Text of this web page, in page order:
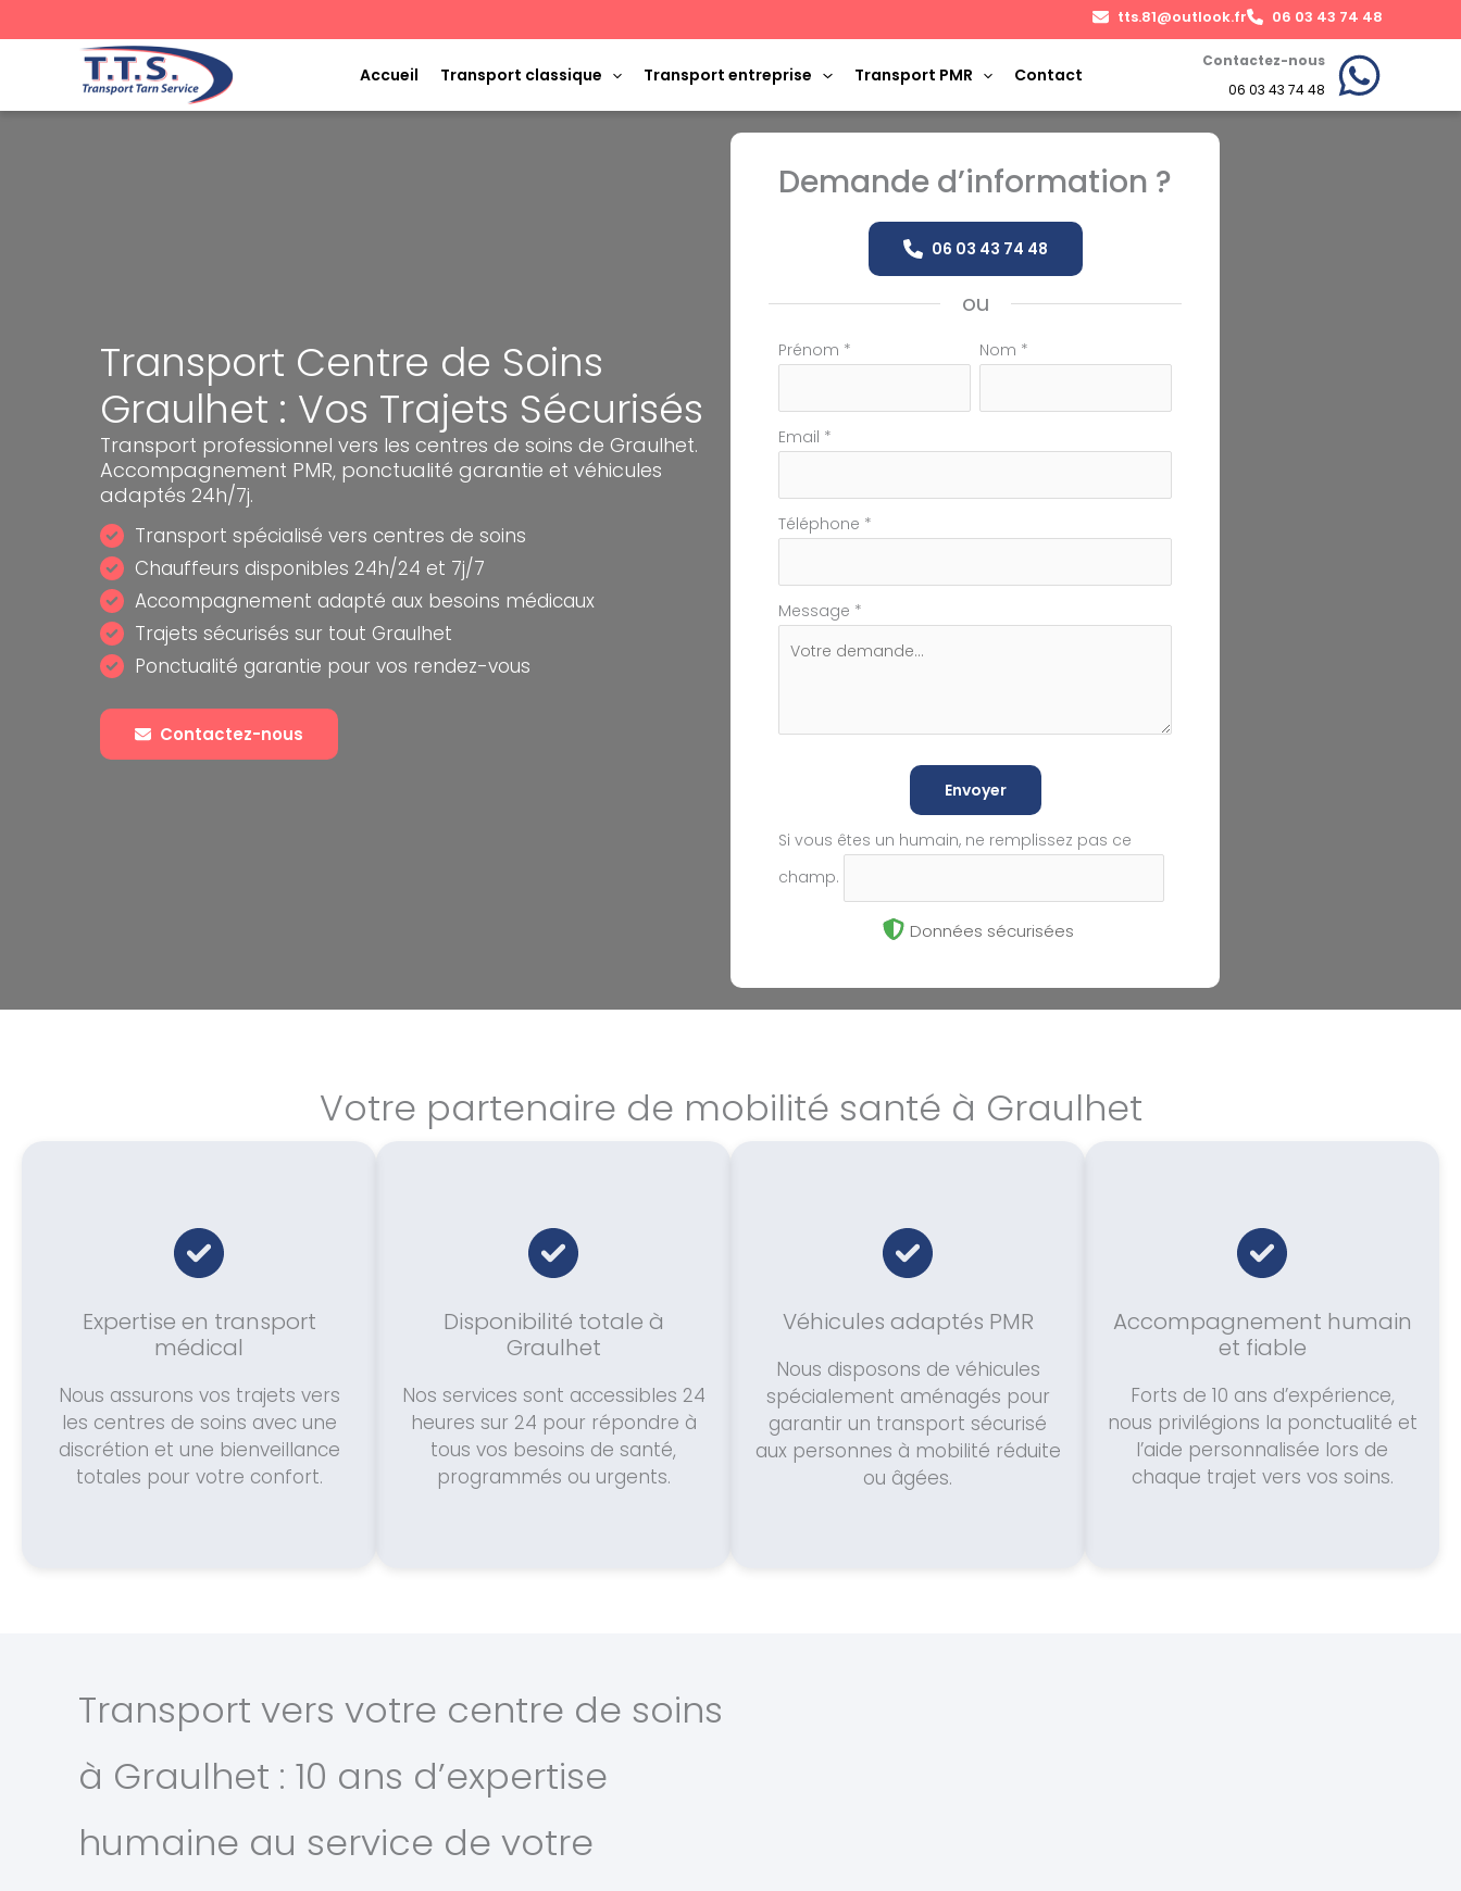
au
tts.81@outlook.fr 06 03 43 74 48
Accueil Transport classique Transport entreprise Transport PMR Contact
Contactez-nous
06 03 43 74 48
Transport Centre de Soins
Graulhet : Vos Trajets Sécurisés
Transport professionnel vers les centres de soins de Graulhet.
Accompagnement PMR, ponctualité garantie et véhicules
adaptés 24h/7j.
Transport spécialisé vers centres de soins
Chauffeurs disponibles 24h/24 et 7j/7
Accompagnement adapté aux besoins médicaux
Trajets sécurisés sur tout Graulhet
Ponctualité garantie pour vos rendez-vous
Contactez-nous
Demande d’information ?
06 03 43 74 48
ou
Formulaire
téléphone
Prénom * Nom *
Email *
Téléphone *
Message *
Envoyer
Si vous êtes un humain, ne remplissez pas ce
champ.
Données sécurisées
Votre partenaire de mobilité santé à Graulhet
Expertise en transport
médical
Nous assurons vos trajets vers
les centres de soins avec une
discrétion et une bienveillance
totales pour votre confort.
Disponibilité totale à
Graulhet
Nos services sont accessibles 24
heures sur 24 pour répondre à
tous vos besoins de santé,
programmés ou urgents.
Véhicules adaptés PMR
Nous disposons de véhicules
spécialement aménagés pour
garantir un transport sécurisé
aux personnes à mobilité réduite
ou âgées.
Accompagnement humain
et fiable
Forts de 10 ans d’expérience,
nous privilégions la ponctualité et
l’aide personnalisée lors de
chaque trajet vers vos soins.
Transport vers votre centre de soins
à Graulhet : 10 ans d’expertise
humaine au service de votre